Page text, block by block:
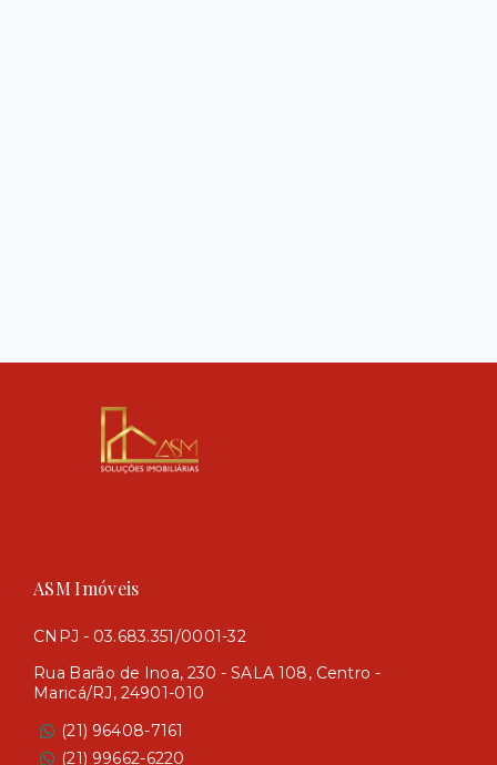
ASM Imóveis
CNPJ - 03.683.351/0001-32
Rua Barão de Inoa, 230 - SALA 108, Centro -
Maricá/RJ, 24901-010
(21) 96408-7161
(21) 99662-6220